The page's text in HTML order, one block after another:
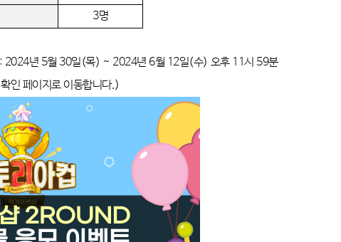
3명
2024년 5월 30일(목) ~ 2024년 6월 12일(수) 오후11시 59분
인 페이지로 이동합니다.)